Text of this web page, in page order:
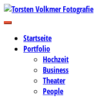
Zum
Inhalt
Torsten Volkmer
Business-, Portrait- und
Startseite
Portfolio
Hochzeit
Business
Theater
People